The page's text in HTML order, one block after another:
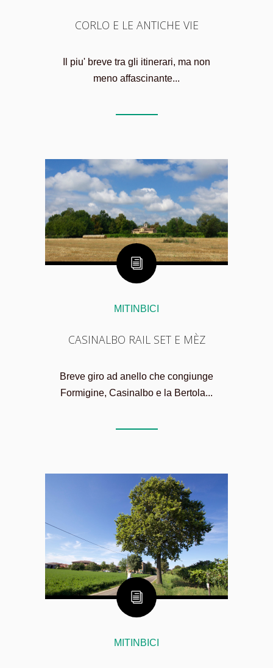
CORLO E LE ANTICHE VIE
Il piu' breve tra gli itinerari, ma non
meno affascinante...
MITINBICI
CASINALBO RAIL SET E MÈZ
Breve giro ad anello che congiunge
Formigine, Casinalbo e la Bertola...
MITINBICI